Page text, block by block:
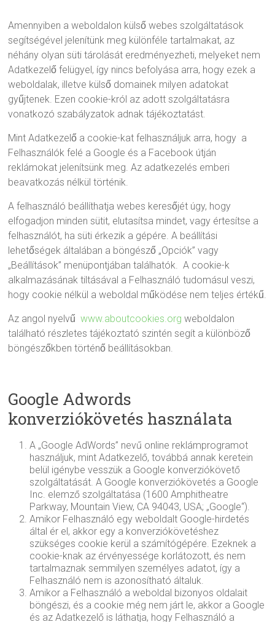
Amennyiben a weboldalon külső webes szolgáltatások
segítségével jelenítünk meg különféle tartalmakat, az
néhány olyan süti tárolását eredményezheti, melyeket nem
Adatkezelő felügyel, így nincs befolyása arra, hogy ezek a
weboldalak, illetve külső domainek milyen adatokat
gyűjtenek. Ezen cookie-król az adott szolgáltatásra
vonatkozó szabályzatok adnak tájékoztatást.
Mint Adatkezelő a cookie-kat felhasználjuk arra, hogy a
Felhasználók felé a Google és a Facebook útján
reklámokat jelenítsünk meg. Az adatkezelés emberi
beavatkozás nélkül történik.
A felhasználó beállíthatja webes keresőjét úgy, hogy
elfogadjon minden sütit, elutasítsa mindet, vagy értesítse a
felhasználót, ha süti érkezik a gépére. A beállítási
lehetőségek általában a böngésző „Opciók” vagy
„Beállítások” menüpontjában találhatók. A cookie-k
alkalmazásának tiltásával a Felhasználó tudomásul veszi,
hogy cookie nélkül a weboldal működése nem teljes értékű.
Az angol nyelvűwww.aboutcookies.org weboldalon
található részletes tájékoztató szintén segít a különböző
böngészőkben történő beállításokban.
Google Adwords
konverziókövetés használata
A „Google AdWords” nevű online reklámprogramot
használjuk, mint Adatkezelő, továbbá annak keretein
belül igénybe vesszük a Google konverziókövető
szolgáltatását. A Google konverziókövetés a Google
Inc. elemző szolgáltatása (1600 Amphitheatre
Parkway, Mountain View, CA 94043, USA; „Google“).
Amikor Felhasználó egy weboldalt Google-hirdetés
által ér el, akkor egy a konverziókövetéshez
szükséges cookie kerül a számítógépére. Ezeknek a
cookie-knak az érvényessége korlátozott, és nem
tartalmaznak semmilyen személyes adatot, így a
Felhasználó nem is azonosítható általuk.
Amikor a Felhasználó a weboldal bizonyos oldalait
böngészi, és a cookie még nem járt le, akkor a Google
és az Adatkezelő is láthatja, hogy Felhasználó a